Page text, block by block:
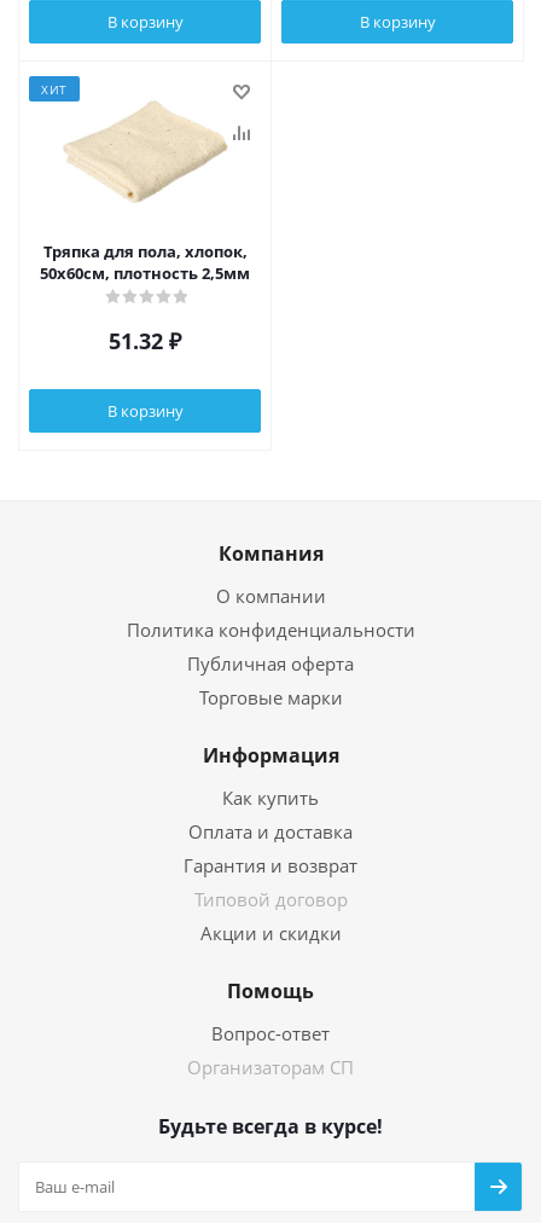
В корзину В корзину
ХИТ
Тряпка для пола, хлопок,
50х60см, плотность 2,5мм
51.32 ₽
В корзину
Компания
О компании
Политика конфиденциальности
Публичная оферта
Торговые марки
Информация
Как купить
Оплата и доставка
Гарантия и возврат
Типовой договор
Акции и скидки
Помощь
Вопрос-ответ
Организаторам СП
Будьте всегда в курсе!